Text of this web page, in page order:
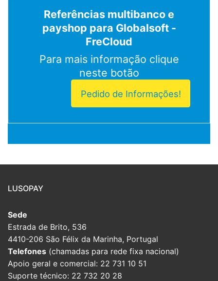
Referências multibanco e
payshop para Globalsoft -
FreCloud
Para mais informação clique
neste botão
Pedido de Informações!
LUSOPAY
Sede
Estrada de Brito, 536
4410-206 São Félix da Marinha, Portugal
Telefones (chamadas para rede fixa nacional)
Apoio geral e comercial: 22 731 10 51
Suporte técnico: 22 732 20 28